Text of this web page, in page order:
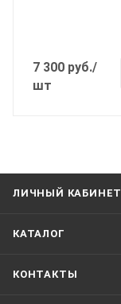
7 300 руб./
шт
ЛИЧНЫЙ КАБИНЕТ
КАТАЛОГ
КОНТАКТЫ